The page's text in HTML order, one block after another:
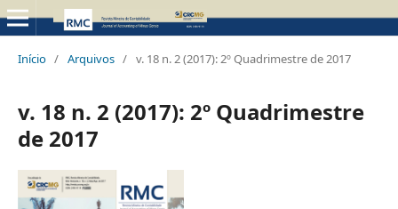
Início / Arquivos / v. 18 n. 2 (2017): 2º Quadrimestre de 2017
v. 18 n. 2 (2017): 2º Quadrimestre
de 2017